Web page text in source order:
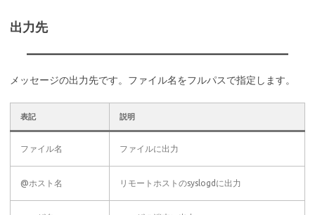
出力先
メッセージの出力先です。ファイル名をフルパスで指定します。
表記 説明
ファイル名 ファイルに出力
@ホスト名 リモートホストのsyslogdに出力